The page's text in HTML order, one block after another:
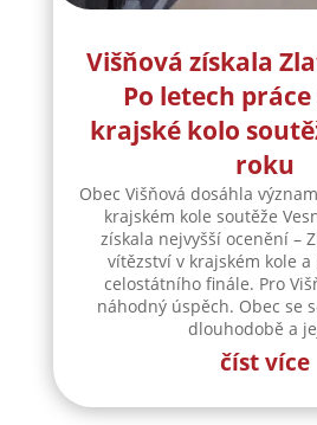
Višňová získala
Po letech
krajské kolo
roku
Obec Višňová dosáhla
krajském kole soutěže
získala nejvyšší ocenění –
vítězství v krajském kole
celostátního finále. Pro
náhodný úspěch. Obec se
dlouhodobě a
číst více